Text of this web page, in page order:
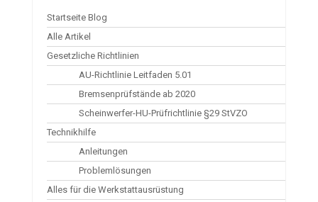
Startseite Blog
Alle Artikel
Gesetzliche Richtlinien
AU-Richtlinie Leitfaden 5.01
Bremsenprüfstände ab 2020
Scheinwerfer-HU-Prüfrichtlinie §29 StVZO
Technikhilfe
Anleitungen
Problemlösungen
Alles für die Werkstattausrüstung